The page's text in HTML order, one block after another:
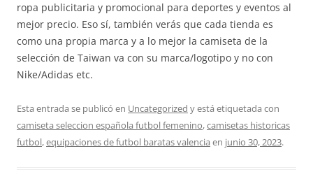
ropa publicitaria y promocional para deportes y eventos al
mejor precio. Eso sí, también verás que cada tienda es
como una propia marca y a lo mejor la camiseta de la
selección de Taiwan va con su marca/logotipo y no con
Nike/Adidas etc.
Esta entrada se publicó en Uncategorized y está etiquetada con
camiseta seleccion española futbol femenino,camisetas historicas
futbol,equipaciones de futbol baratas valencia en junio 30, 2023.